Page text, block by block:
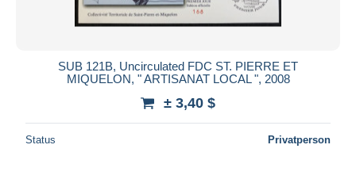
SUB 121B, Uncirculated FDC ST. PIERRE ET
MIQUELON, " ARTISANAT LOCAL ", 2008
± 3,40 $
Status Privatperson